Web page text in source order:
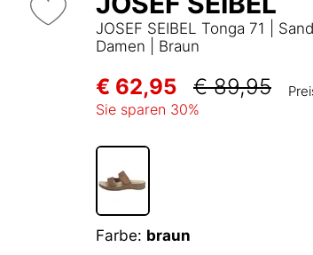
JOSEF SEIBEL Tonga 71 |
Damen | Braun
€ 62,95 € 89,95
Sie sparen 30%
Farbe: braun